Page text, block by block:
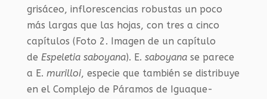
grisáceo, inflorescencias robustas un poco
más largas que las hojas, con tres a cinco
capítulos (Foto 2. Imagen de un capítulo
de Espeletia saboyana). E. saboyanase parece
a E. murilloi, especie que también se distribuye
en el Complejo de Páramos de Iguaque-